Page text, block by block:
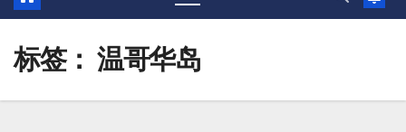
标签： 温哥华岛